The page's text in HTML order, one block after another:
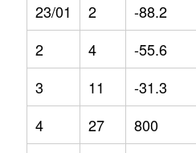
23/01
2 -88.2
2
4 -55.6
3
11 -31.3
4
27 800